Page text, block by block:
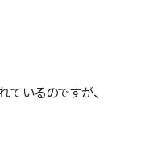
いるのですが、